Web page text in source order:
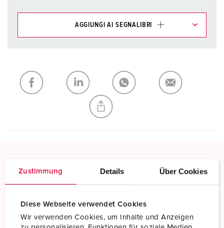
Zustimmung Details Über Cookies
Diese Webseite verwendet Cookies
Wir verwenden Cookies, um Inhalte und Anzeigen
AGGIUNGI AI SEGNALIBRI
CREA NUOVA LISTA
Morsetti a vite
Contatto a vite standard
Scopri di più